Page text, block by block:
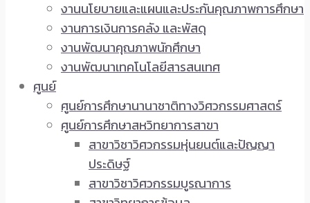
งานนโยบายและแผนและประกันคุณภาพการศึกษา
งานการเงินการคลัง และพัสดุ
งานพัฒนาคุณภาพนักศึกษา
งานพัฒนาเทคโนโลยีสารสนเทศ
ศูนย์
ศูนย์การศึกษานานาชาติทางวิศวกรรมศาสตร์
ศูนย์การศึกษาสหวิทยาการสาขา
สาขาวิชาวิศวกรรมหุ่นยนต์และปัญญา
ประดิษฐ์
สาขาวิชาวิศวกรรมบูรณาการ